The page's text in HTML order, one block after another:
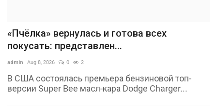
«Пчёлка» вернулась и готова всех
покусать: представлен...
admin Aug 8, 2026 0 2
В США состоялась премьера бензиновой топ-
версии Super Bee масл-кара Dodge Charger...